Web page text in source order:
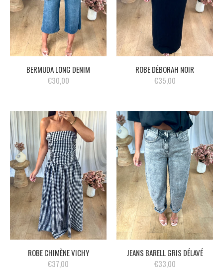
BERMUDA LONG DENIM
€30,00
ROBE DÉBORAH NOIR
€35,00
ROBE CHIMÈNE VICHY
€37,00
JEANS BARELL GRIS DÉLAVÉ
€33,00